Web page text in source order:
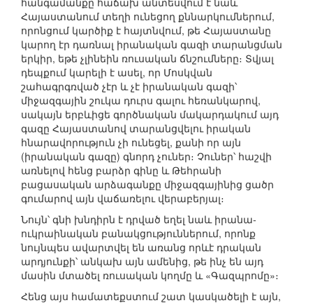
Հայաստանում տեղի ունեցող քննարկումներում,
որոնցում կարծիք է հայտնվում, թե Հայաստանը
կարող էր դառնալ իրանական գազի տարանցման
երկիր, եթե չլինեին ռուսական ճնշումները։ Տվյալ
դեպքում կարելի է ասել, որ Մոսկվան
շահագրգռված չէր և չէ իրանական գազի՝
միջազգային շուկա դուրս գալու հեռանկարով,
սակայն երբևիցե գործնական մակարդակում այդ
գազը Հայաստանով տարանցվելու իրական
հնարավորություն չի ունեցել, քանի որ այն
(իրանական գազը) գնորդ չուներ։ Չուներ՝ հաշվի
առնելով հենց բարձր գինը և Թեհրանի
բացասական արձագանքը միջազգայինից ցածր
գումարով այն վաճառելու վերաբերյալ։
Նույն՝ գնի խնդիրն է դրված եղել նաև իրանա-
ուկրաինական բանակցություններում, որոնք
նույնպես ավարտվել են առանց որևէ դրական
արդյունքի՝ անկախ այն ամենից, թե ինչ են այդ
մասին մտածել ռուսական կողմը և «Գազպրոմը»։
Հենց այս համատեքստում շատ կասկածելի է այն,